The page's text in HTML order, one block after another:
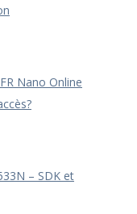
Nano Online
– SDK et